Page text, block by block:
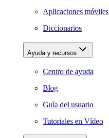
Aplicaciones móviles
Diccionarios
Ayuda y recursos
Centro de ayuda
Blog
Guía del usuario
Tutoriales en Vídeo